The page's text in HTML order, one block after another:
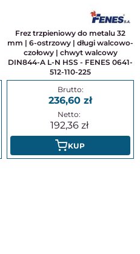
Frez trzpieniowy do metalu 32
mm | 6-ostrzowy | długi walcowo-
czołowy | chwyt walcowy
DIN844-A L-N HSS - FENES 0641-
512-110-225
236,60
192,36
KUP